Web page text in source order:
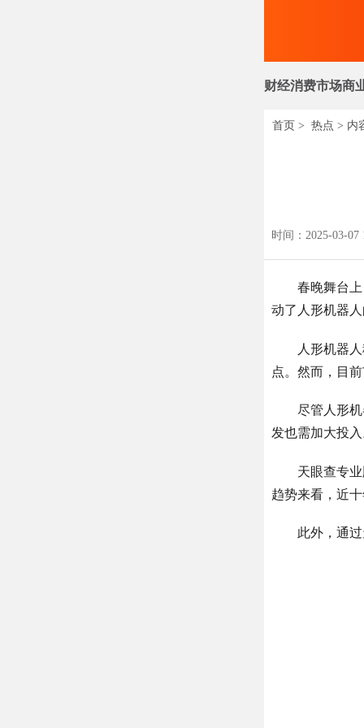
财经消费市场商
首页 > 热点 > 内
时间：2025-03-07
春晚舞台
动了人形机器
人形机器
点。然而，目
尽管人形
发也需加大投
天眼查专
趋势来看，近
此外，通